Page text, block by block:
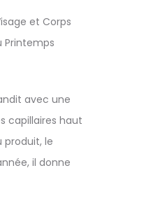
et Corps
Printemps
avec une
capillaires haut
produit, le
il donne